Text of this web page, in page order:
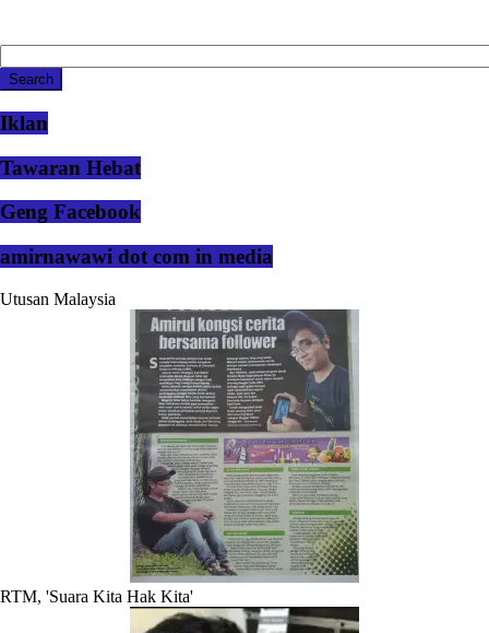
Iklan
Tawaran Hebat
Geng Facebook
amirnawawi dot com in media
Utusan Malaysia
RTM, 'Suara Kita Hak Kita'